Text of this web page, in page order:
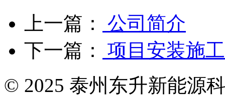
上一篇：
公司简介
下一篇：
项目安装施工
© 2025 泰州东升新能源